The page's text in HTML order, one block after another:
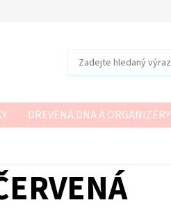
DŘEVĚNÁ DNA A ORGANIZÉRY